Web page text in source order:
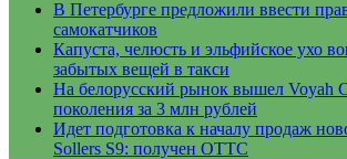
В Петербурге предложили ввести
самокатчиков
Капуста, челюсть и эльфийское ухо
забытых вещей в такси
На белорусский рынок вышел Voyah
поколения за 3 млн рублей
Идет подготовка к началу продаж
Sollers S9: получен ОТТС